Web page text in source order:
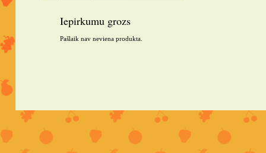
Iepirkumu grozs
Pašlaik nav neviena produkta.